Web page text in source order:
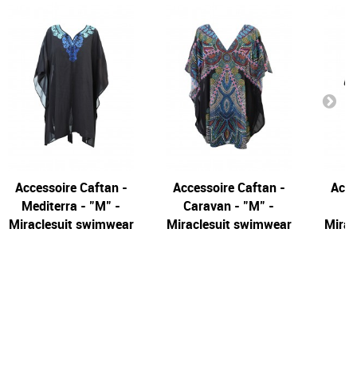
Accessoire Caftan -
Mediterra - "M" -
Miraclesuit swimwear
Accessoire Caftan -
Caravan - "M" -
Miraclesuit swimwear